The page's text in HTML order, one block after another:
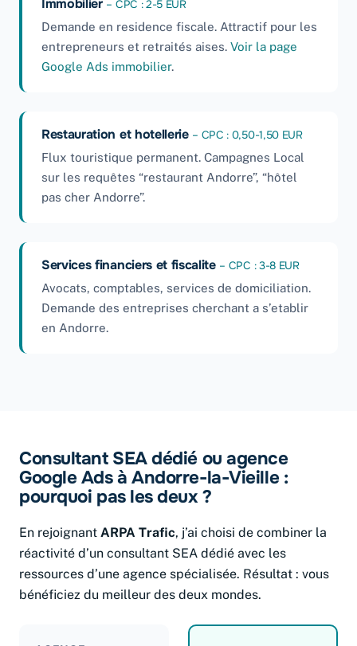
Immobilier – CPC : 2-5 EUR
Demande en residence fiscale. Attractif pour les
entrepreneurs et retraités aises. Voir la page
Google Ads immobilier.
Restauration et hotellerie – CPC : 0,50-1,50 EUR
Flux touristique permanent. Campagnes Local
sur les requêtes “restaurant Andorre”, “hôtel
pas cher Andorre”.
Services financiers et fiscalite – CPC : 3-8 EUR
Avocats, comptables, services de domiciliation.
Demande des entreprises cherchant a s’etablir
en Andorre.
Consultant SEA dédié ou agence
Google Ads à Andorre-la-Vieille :
pourquoi pas les deux ?
En rejoignant ARPA Trafic, j’ai choisi de combiner la
réactivité d’un consultant SEA dédié avec les
ressources d’une agence spécialisée. Résultat : vous
bénéficiez du meilleur des deux mondes.